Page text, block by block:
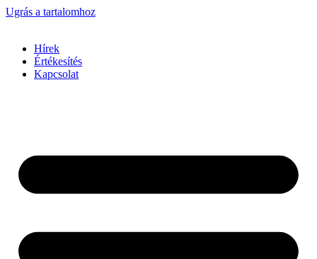
Ugrás a tartalomhoz
Hírek
Értékesítés
Kapcsolat